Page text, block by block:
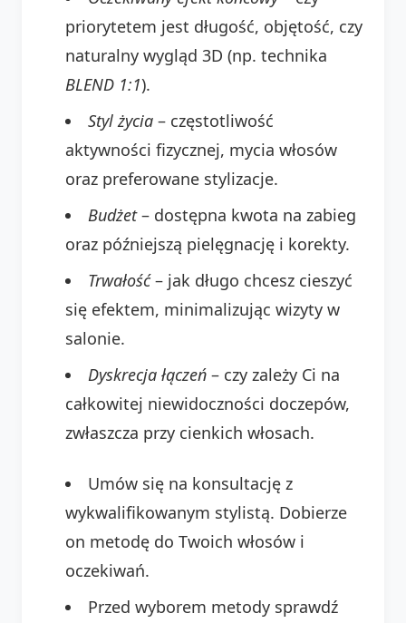
priorytetem jest długość, objętość, czy
naturalny wygląd 3D (np. technika
BLEND 1:1).
Styl życia – częstotliwość
aktywności fizycznej, mycia włosów
oraz preferowane stylizacje.
Budżet– dostępna kwota na zabieg
oraz późniejszą pielęgnację i korekty.
Trwałość– jak długo chcesz cieszyć
się efektem, minimalizując wizyty w
salonie.
Dyskrecja łączeń – czy zależy Ci na
całkowitej niewidoczności doczepów,
zwłaszcza przy cienkich włosach.
Umów się na konsultację z
wykwalifikowanym stylistą. Dobierze
on metodę do Twoich włosów i
oczekiwań.
Przed wyborem metody sprawdź